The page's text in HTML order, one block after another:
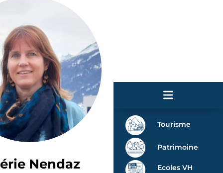
Tourisme
Patrimoine
Ecoles VH
Nendaz